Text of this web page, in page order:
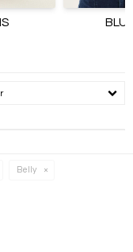
Recomendados
Belly